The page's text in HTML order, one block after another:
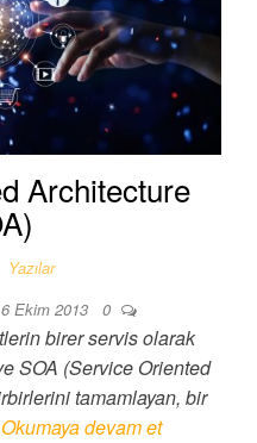
Architecture
Yazılar
6 Ekim 2013 0
birer servis olarak
SOA (Service Oriented
tamamlayan, bir
Okumaya devam et